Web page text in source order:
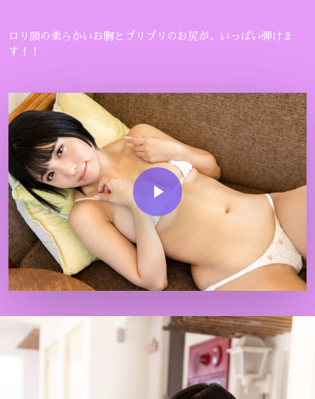
ロリ顔の柔らかいお胸とプリプリのお尻が、いっぱい弾けま
す！！
Play Video